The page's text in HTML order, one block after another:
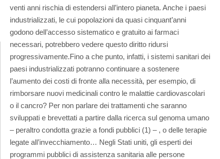
venti anni rischia di estendersi all’intero pianeta. Anche i paesi
industrializzati, le cui popolazioni da quasi cinquant’anni
godono dell’accesso sistematico e gratuito ai farmaci
necessari, potrebbero vedere questo diritto ridursi
progressivamente.Fino a che punto, infatti, i sistemi sanitari dei
paesi industrializzati potranno continuare a sostenere
l’aumento dei costi di fronte alla necessità, per esempio, di
rimborsare nuovi medicinali contro le malattie cardiovascolari
o il cancro? Per non parlare dei trattamenti che saranno
sviluppati e brevettati a partire dalla ricerca sul genoma umano
– peraltro condotta grazie a fondi pubblici (1) – , o delle terapie
legate all’invecchiamento… Negli Stati uniti, gli esperti dei
programmi pubblici di assistenza sanitaria alle persone